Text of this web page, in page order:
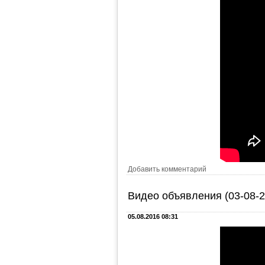
Добавить комментарий
Видео объявления (03-08-
05.08.2016 08:31